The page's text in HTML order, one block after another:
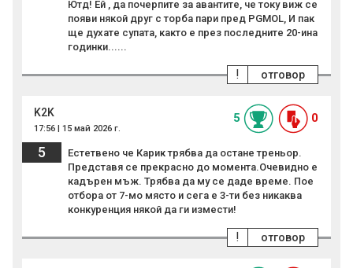
Ютд! Ей , да почерпите за авантите, че току виж се
появи някой друг с торба пари пред PGMOL, И пак
ще духате супата, както е през последните 20-ина
годинки......
отговор
!
K2K
17:56 | 15 май 2026 г.
5 0
5
Естетвено че Карик трябва да остане треньор.
Представя се прекрасно до момента.Очевидно е
кадърен мъж. Трябва да му се даде време. Пое
отбора от 7-мо място и сега е 3-ти без никаква
конкуренция някой да ги измести!
отговор
!